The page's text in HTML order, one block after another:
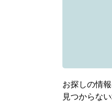
お探しの情
見つからな